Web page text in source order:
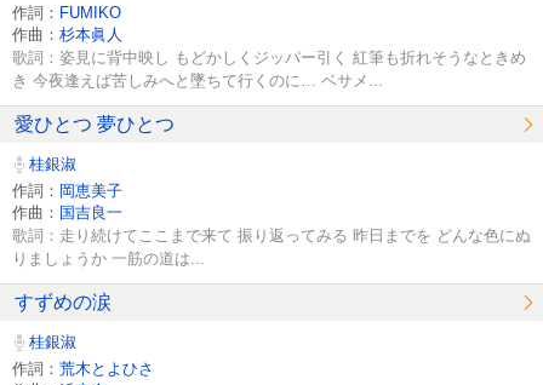
作詞： FUMIKO
作曲： 杉本眞人
歌詞：姿見に背中映し もどかしくジッパー引く 紅筆も折れそうなときめ
き 今夜逢えば苦しみへと墜ちて行くのに… ベサメ...
愛ひとつ 夢ひとつ
桂銀淑
作詞： 岡恵美子
作曲： 国吉良一
歌詞：走り続けてここまで来て 振り返ってみる 昨日までを どんな色にぬ
りましょうか 一筋の道は...
すずめの涙
桂銀淑
作詞： 荒木とよひさ